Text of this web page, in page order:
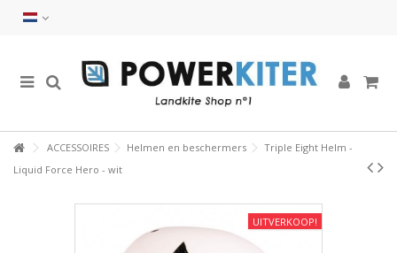
ACCESSOIRES Helmen en beschermers
Triple Eight Helm -
Liquid Force Hero - wit
UITVERKOOP!